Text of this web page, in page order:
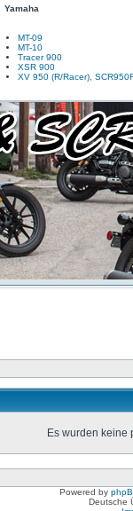
Yamaha
MT-09
MT-10
Tracer 900
XSR 900
XV 950 (R/Racer),
Es wurden keine
Powered by
Deutsche